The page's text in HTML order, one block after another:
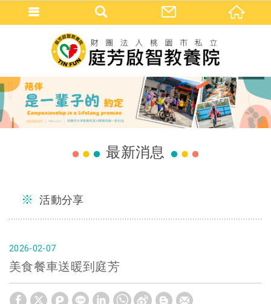
最新消息
活動分享
07
02
2026
美食餐車送暖到庭芳